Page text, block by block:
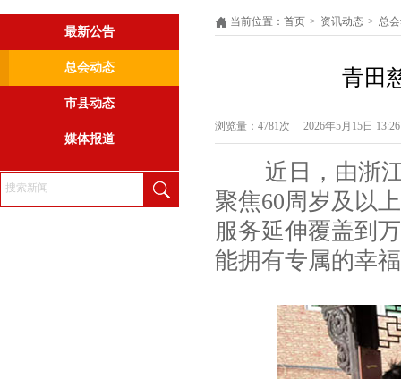
最新公告
总会动态
市县动态
媒体报道
当前位置 ： 首页 > 资讯动态 > 总
青田
浏览量：4781次 2026年5月15日
近日，由浙江
聚焦60周岁及以
服务延伸覆盖到
能拥有专属的幸